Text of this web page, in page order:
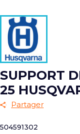
SUPPORT
25
Partager
504591302